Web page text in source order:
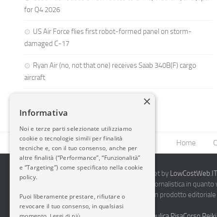
for Q4 2026
US Air Force flies first robot-formed panel on storm-
damaged C-17
Ryan Air (no, not that one) receives Saab 340B(F) cargo
aircraft
Home
2014-2026 AvioBlog - Creazione Siti Internet by
Questo blog non rappresenta una testata giornalistica in
periodicità. Non può pertanto considerarsi un prodotto
7.03.2001.Disclaimer Completo
×
Informativa
Noi e terze parti selezionate utilizziamo
cookie o tecnologie simili per finalità
tecniche e, con il tuo consenso, anche per
altre finalità (“Performance”, “Funzionalità”
e “Targeting”) come specificato nella cookie
policy.
Puoi liberamente prestare, rifiutare o
revocare il tuo consenso, in qualsiasi